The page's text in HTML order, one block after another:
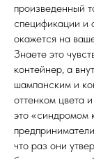
произведенный
спецификации и
окажется на
Знаете это
контейнер, а
шампанским и
оттенком цвета
это «синдромом
что раз они